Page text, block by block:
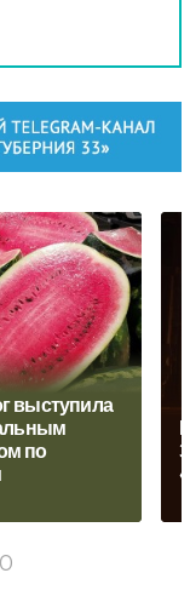
выступила
по